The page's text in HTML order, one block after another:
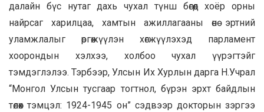
далайн бүс нутаг дахь чухал түнш бөгөөд хоёр орны
найрсаг харилцаа, хамтын ажиллагааны өнө эртний
уламжлалыг өргөжүүлэн хөгжүүлэхэд парламент
хоорондын хэлхээ, холбоо чухал үүрэгтэйг
тэмдэглэлээ. Тэрбээр, Улсын Их Хурлын дарга Н.Учрал
“Монгол Улсын тусгаар тогтнол, бүрэн эрхт байдлын
төлөөх тэмцэл: 1924-1945 он” сэдвээр докторын зэргээ